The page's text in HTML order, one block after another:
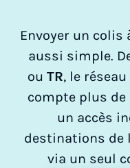
Envoyer un colis
aussi simple.
ou TR, le
compte plus
un accès
destinations de
via un seul